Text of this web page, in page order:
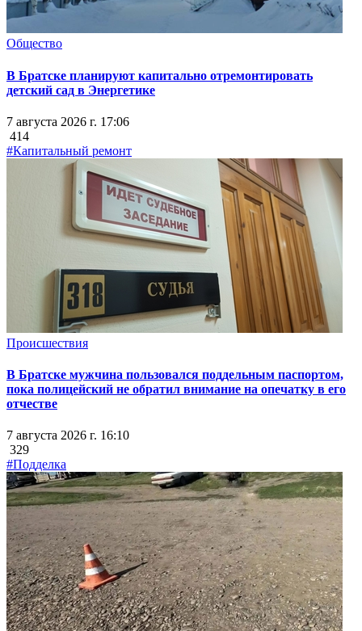
Общество
В Братске планируют капитально отремонтировать
детский сад в Энергетике
7 августа 2026 г. 17:06
414
#Капитальный ремонт
Происшествия
В Братске мужчина пользовался поддельным паспортом,
пока полицейский не обратил внимание на опечатку в его
отчестве
7 августа 2026 г. 16:10
329
#Подделка